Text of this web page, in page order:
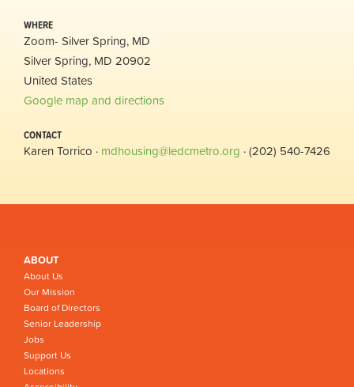
WHERE
Zoom- Silver Spring, MD
Silver Spring, MD 20902
United States
Google map and directions
CONTACT
Karen Torrico · mdhousing@ledcmetro.org · (202) 540-7426
ABOUT
About Us
Our Mission
Board of Directors
Senior Leadership
Jobs
Support Us
Locations